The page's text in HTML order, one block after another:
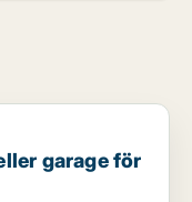
för uthyrning i Luleå
garage för